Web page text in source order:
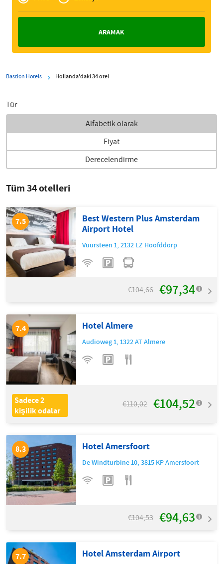
Zakelijk
Bastion Hotels Hollanda'daki 34 otel
Tür
Alfabetik olarak
Fiyat
Derecelendirme
Tüm 34 otelleri
7.5
Best Western Plus Amsterdam
Airport Hotel
Vuursteen 1,2132 LZ Hoofddorp
€104,66 €97,34
7.7 Hotel Amsterdam Airport
8.3 Hotel Amersfoort
De Windturbine 10,3815 KPAmersfoort
€104,53 €94,63
7.4 Hotel Almere
Audioweg 1,1322 ATAlmere
Sadece 2
kişilik odalar
€110,02 €104,52